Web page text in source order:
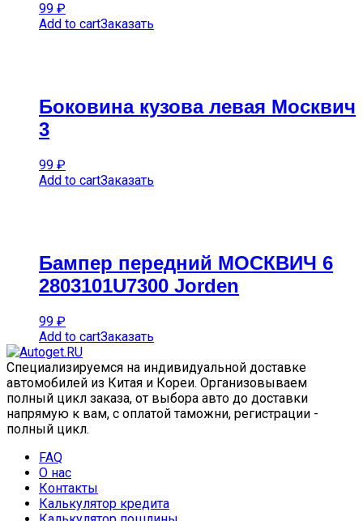
99 ₽
Add to cartЗаказать
Боковина кузова левая Москвич
3
99 ₽
Add to cartЗаказать
Бампер передний МОСКВИЧ 6
2803101U7300 Jorden
99 ₽
Add to cartЗаказать
Специализируемся на индивидуальной доставке
автомобилей из Китая и Кореи. Организовываем
полный цикл заказа, от выбора авто до доставки
напрямую к вам, с оплатой таможни, регистрации -
полный цикл.
FAQ
О нас
Контакты
Калькулятор кредита